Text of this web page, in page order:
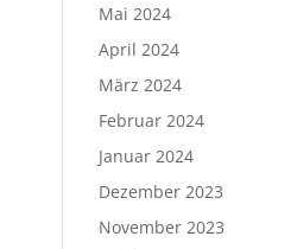
Mai 2024
April 2024
März 2024
Februar 2024
Januar 2024
Dezember 2023
November 2023